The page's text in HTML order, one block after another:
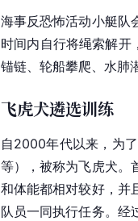
海事反恐怖活动小艇队
时间内自行将绳索解开
锚链、 轮船攀爬、水肺
飞虎犬遴选训练
自2000年代以来，为
等），被称为飞虎犬。
和体能都相对较好，并
队员一同执行任务。经